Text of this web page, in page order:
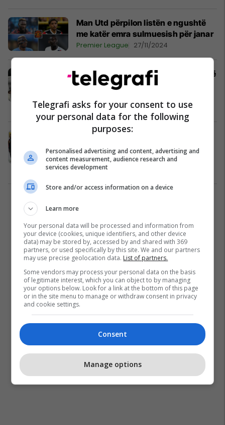
Man Utd përpilon listën e ngushtë
me katër emra sulmuesish për janar
Premier League 27/11/2024
Ylli i Bayer Leverkusenit i shpëtoi më
të keqes në një aksident të rëndë
Bundesliga 20/10/2024
Ekipi më i mirë i sezonit 2023/24 në
Bundesliga, Granit Xhaka është ylli
në mesin e yjeve të tjerë
Bundesliga
Telegrafi asks for your consent to use
your personal data for the following
purposes:
Personalised advertising and content, advertising and
content measurement, audience research and
services development
Store and/or access information on a device
Learn more
Your personal data will be processed and information from
your device (cookies, unique identifiers, and other device
data) may be stored by, accessed by and shared with 369
partners, or used specifically by this site. We and our partners
may use precise geolocation data. List of partners.
Some vendors may process your personal data on the basis
of legitimate interest, which you can object to by managing
your options below. Look for a link at the bottom of this page
or in the site menu to manage or withdraw consent in privacy
and cookie settings.
Consent
Manage options